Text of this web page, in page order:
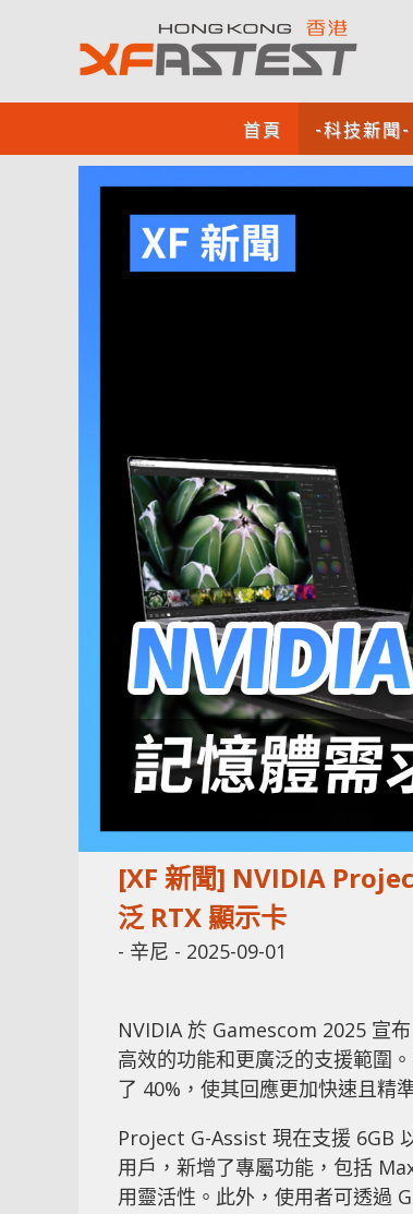
首頁 -科技新聞-
[XF 新聞] NVIDIA
泛 RTX 顯示卡
- 辛尼 - 2025-09-01
NVIDIA 於 Gamescom 2025 宣
高效的功能和更廣泛的支援範圍
了 40%，使其回應更加快速且精
Project G-Assist 現在支援 6GB
用戶，新增了專屬功能，包括
用靈活性。此外，使用者可透過